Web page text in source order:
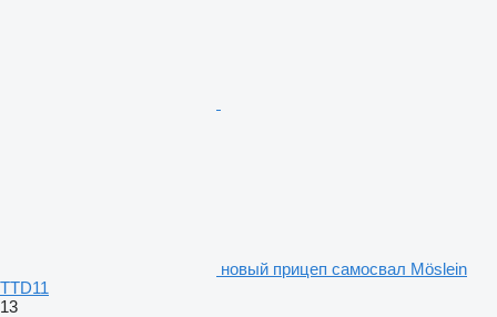
новый прицеп самосвал Möslein
TTD11
13